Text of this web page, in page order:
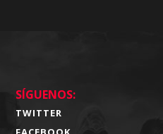
SÍGUENOS:
TWITTER